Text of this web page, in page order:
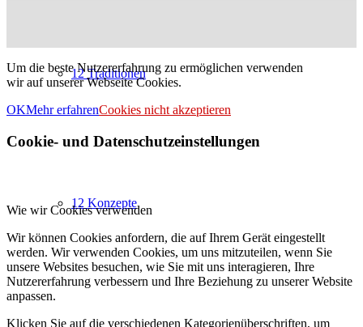
12 Traditionen
12 Konzepte
Um die beste Nutzererfahrung zu ermöglichen verwenden
wir auf unserer Webseite Cookies.
OKMehr erfahrenCookies nicht akzeptieren
Cookie- und Datenschutzeinstellungen
Wie wir Cookies verwenden
Wir können Cookies anfordern, die auf Ihrem Gerät eingestellt
werden. Wir verwenden Cookies, um uns mitzuteilen, wenn Sie
unsere Websites besuchen, wie Sie mit uns interagieren, Ihre
Nutzererfahrung verbessern und Ihre Beziehung zu unserer Website
anpassen.
Klicken Sie auf die verschiedenen Kategorienüberschriften, um